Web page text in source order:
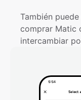
También
comprar Matic
intercambiar